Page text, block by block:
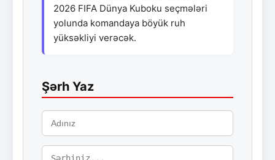
2026 FIFA Dünya Kuboku seçmələri
yolunda komandaya böyük ruh
yüksəkliyi verəcək.
Şərh Yaz